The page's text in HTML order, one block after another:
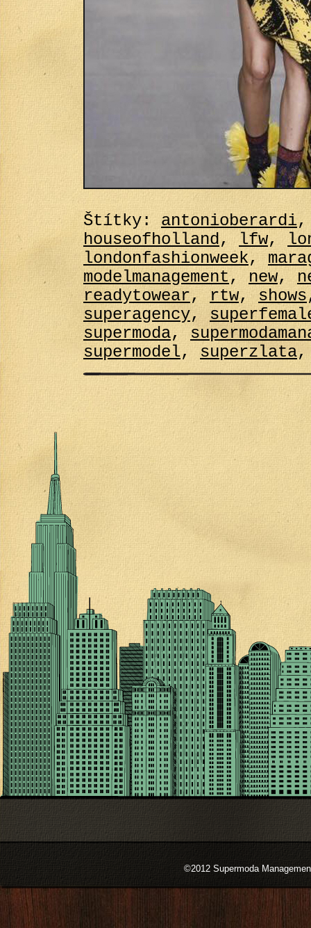
Štítky: antonioberardi
houseofholland, lfw,
londonfashionweek,
modelmanagement, new,
readytowear, rtw, shows
superagency,
supermoda,
supermodel, superzlata
©2012 Supermoda